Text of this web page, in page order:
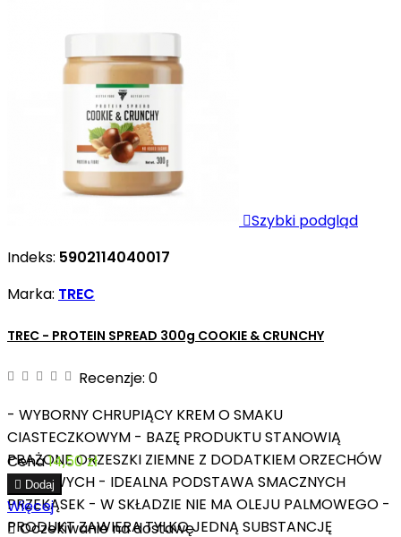
Szybki podgląd
Indeks: 5902114040017
Marka: TREC
TREC - PROTEIN SPREAD 300g COOKIE & CRUNCHY
Recenzje: 0
- WYBORNY CHRUPIĄCY KREM O SMAKU
CIASTECZKOWYM - BAZĘ PRODUKTU STANOWIĄ
PRAŻONE ORZESZKI ZIEMNE Z DODATKIEM ORZECHÓW
LASKOWYCH - IDEALNA PODSTAWA SMACZNYCH
PRZEKĄSEK - W SKŁADZIE NIE MA OLEJU PALMOWEGO -
PRODUKT ZAWIERA TYLKO JEDNĄ SUBSTANCJĘ
Cena14,50 zł
 Dodaj
Więcej
Oczekiwanie na dostawę